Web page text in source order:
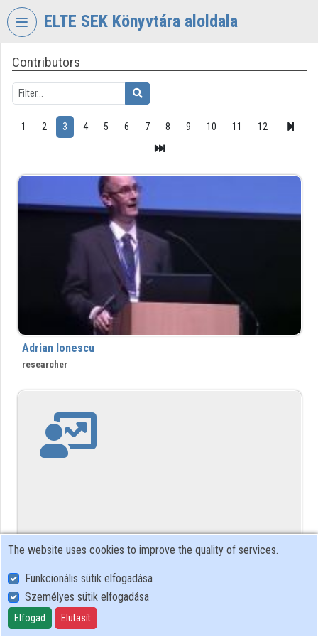
Skip header
ELTE SEK Könyvtára aloldala
VIDEOTORIUM
ELTE
EKL
LEVÉLTÁR
Organization home
Organization discovery
Categories
Organization playlists
Organizations
Contributors
Contributors
1 2 3 4 5 6 7 8 9 10 11 12
Adrian Ionescu
researcher
The website uses cookies to improve the quality of services.
Funkcionális sütik elfogadása
Személyes sütik elfogadása
Elfogad Elutasít